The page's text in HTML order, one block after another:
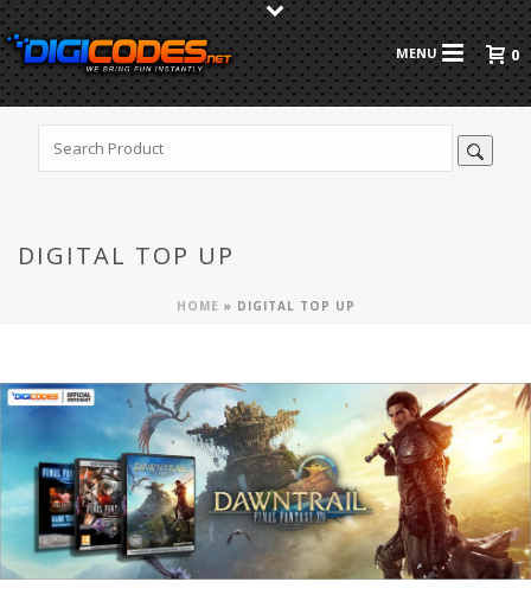
0
DIGITAL TOP UP
HOME » DIGITAL TOP UP